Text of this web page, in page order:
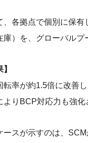
、各拠点で個別に保有
庫）を、グローバルプ
】
転率が約1.5倍に改善
よりBCP対応力も強化
ースが示すのは、